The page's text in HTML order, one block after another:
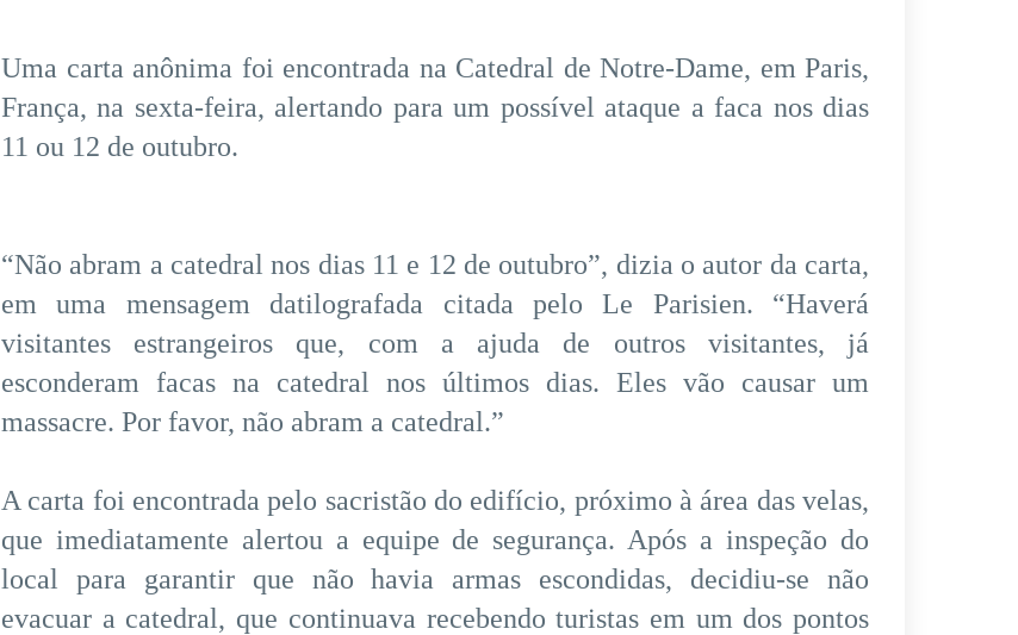
Uma carta anônima foi encontrada na Catedral de Notre-Dame, em Paris,
França, na sexta-feira, alertando para um possível ataque a faca nos dias
11 ou 12 de outubro.
“Não abram a catedral nos dias 11 e 12 de outubro”, dizia o autor da carta,
em uma mensagem datilografada citada pelo Le Parisien. “Haverá
visitantes estrangeiros que, com a ajuda de outros visitantes, já
esconderam facas na catedral nos últimos dias. Eles vão causar um
massacre. Por favor, não abram a catedral.”
A carta foi encontrada pelo sacristão do edifício, próximo à área das velas,
que imediatamente alertou a equipe de segurança. Após a inspeção do
local para garantir que não havia armas escondidas, decidiu-se não
evacuar a catedral, que continuava recebendo turistas em um dos pontos